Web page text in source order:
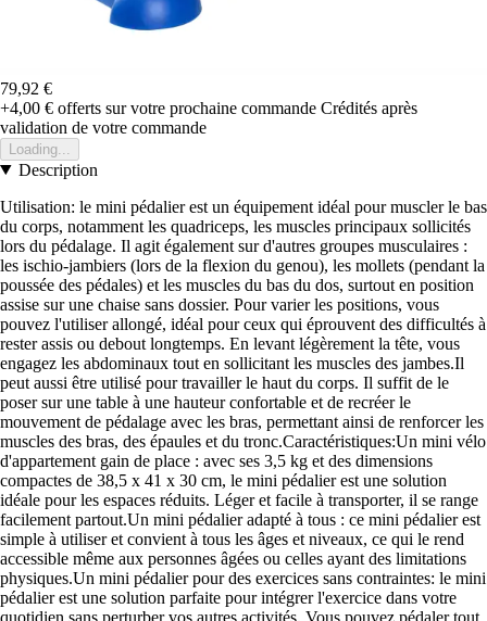
79,92 €
+4,00 € offerts sur votre prochaine commande Crédités après
validation de votre commande
Loading...
Description
Utilisation: le mini pédalier est un équipement idéal pour muscler le bas
du corps, notamment les quadriceps, les muscles principaux sollicités
lors du pédalage. Il agit également sur d'autres groupes musculaires :
les ischio-jambiers (lors de la flexion du genou), les mollets (pendant la
poussée des pédales) et les muscles du bas du dos, surtout en position
assise sur une chaise sans dossier. Pour varier les positions, vous
pouvez l'utiliser allongé, idéal pour ceux qui éprouvent des difficultés à
rester assis ou debout longtemps. En levant légèrement la tête, vous
engagez les abdominaux tout en sollicitant les muscles des jambes.Il
peut aussi être utilisé pour travailler le haut du corps. Il suffit de le
poser sur une table à une hauteur confortable et de recréer le
mouvement de pédalage avec les bras, permettant ainsi de renforcer les
muscles des bras, des épaules et du tronc.Caractéristiques:Un mini vélo
d'appartement gain de place : avec ses 3,5 kg et des dimensions
compactes de 38,5 x 41 x 30 cm, le mini pédalier est une solution
idéale pour les espaces réduits. Léger et facile à transporter, il se range
facilement partout.Un mini pédalier adapté à tous : ce mini pédalier est
simple à utiliser et convient à tous les âges et niveaux, ce qui le rend
accessible même aux personnes âgées ou celles ayant des limitations
physiques.Un mini pédalier pour des exercices sans contraintes: le mini
pédalier est une solution parfaite pour intégrer l'exercice dans votre
quotidien sans perturber vos autres activités. Vous pouvez pédaler tout